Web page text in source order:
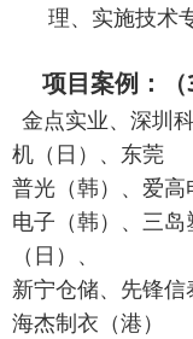
理、实施技术
项目案例：（
金点实业、深圳
机（日）、东莞
普光（韩）、爱
电子（韩）、三
（日）、
新宁仓储、先锋信
海杰制衣（港）